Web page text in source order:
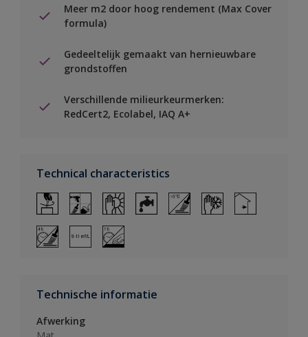
Meer m2 door hoog rendement (Max Cover
formula)
Gedeeltelijk gemaakt van hernieuwbare
grondstoffen
Verschillende milieurkeurmerken:
RedCert2, Ecolabel, IAQ A+
Technical characteristics
Technische informatie
Afwerking